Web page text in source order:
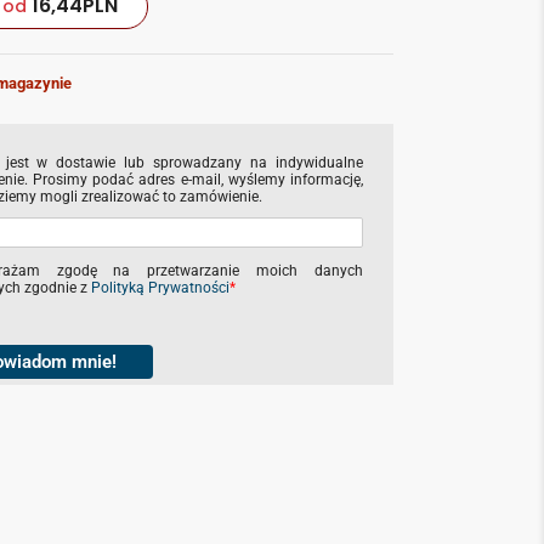
od
jest w dostawie lub sprowadzany na indywidualne
Prosimy podać adres e-mail, wyślemy informację,
mogli zrealizować to zamówienie.
zgodę na przetwarzanie moich danych
zgodnie z Polityką Prywatności*
mnie!